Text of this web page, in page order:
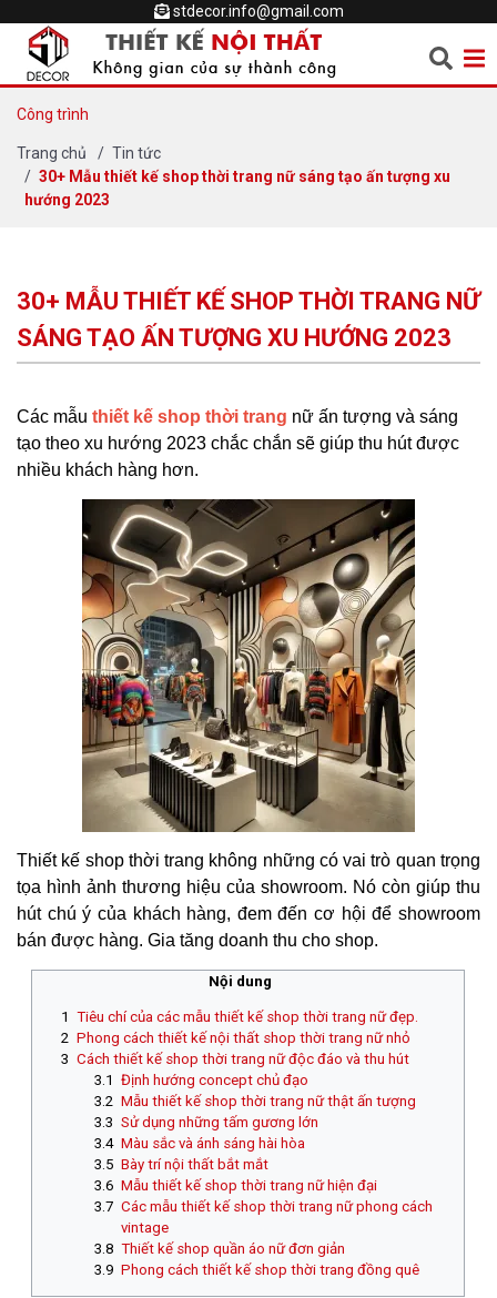
stdecor.info@gmail.com
Công trình
Trang chủ
Tin tức
30+ Mẫu thiết kế shop thời trang nữ sáng tạo ấn tượng xu
hướng 2023
30+ MẪU THIẾT KẾ SHOP THỜI TRANG NỮ
SÁNG TẠO ẤN TƯỢNG XU HƯỚNG 2023
Các mẫu thiết kế shop thời trang nữ ấn tượng và sáng
tạo theo xu hướng 2023 chắc chắn sẽ giúp thu hút được
nhiều khách hàng hơn.
Thiết kế shop thời trang không những có vai trò quan trọng
tọa hình ảnh thương hiệu của showroom. Nó còn giúp thu
hút chú ý của khách hàng, đem đến cơ hội để showroom
bán được hàng. Gia tăng doanh thu cho shop.
Nội dung
Tiêu chí của các mẫu thiết kế shop thời trang nữ đẹp.
Phong cách thiết kế nội thất shop thời trang nữ nhỏ
Cách thiết kế shop thời trang nữ độc đáo và thu hút
Định hướng concept chủ đạo
Mẫu thiết kế shop thời trang nữ thật ấn tượng
Sử dụng những tấm gương lớn
Màu sắc và ánh sáng hài hòa
Bày trí nội thất bắt mắt
Mẫu thiết kế shop thời trang nữ hiện đại
Các mẫu thiết kế shop thời trang nữ phong cách
vintage
Thiết kế shop quần áo nữ đơn giản
Phong cách thiết kế shop thời trang đồng quê